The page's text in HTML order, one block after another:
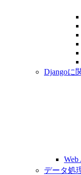
Djangoに
データ処